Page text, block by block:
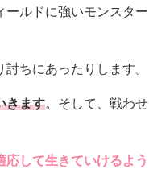
ールドに強いモンスター
ちにあったりします。
きます。そして、戦わせ
応して生きていけるよう